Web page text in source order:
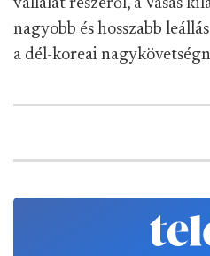
vállalat részéről, a Vasas
nagyobb és hosszabb
a dél-koreai